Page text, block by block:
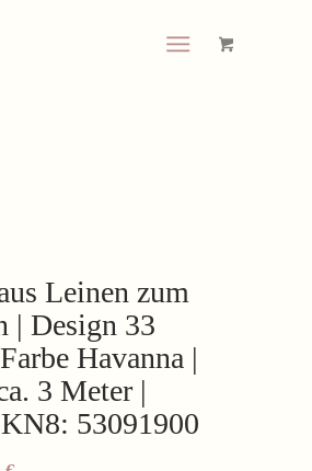
Leinen zum
| Design 33
Havanna |
3 Meter |
53091900